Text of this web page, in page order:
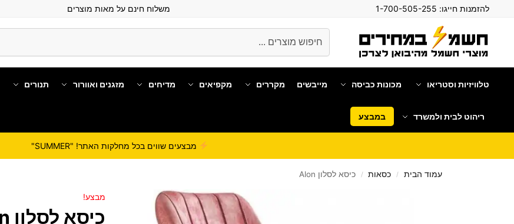
להזמנות חייגו: משלוח חינם על מאות מוצרים
טלוויזיות וסטריאו מכונות כביסה מייבשים מקררים מקפיאים מדיחים מזגנים ואוורור תנורים
ריהוט לבית ולמשרד במבצע
מבצעים שווים בכל מחלקות האתר! "SUMMER"
עמוד הבית / כסאות / כיסא לסלון Alon
מבצע!
כיסא לסלון Alon